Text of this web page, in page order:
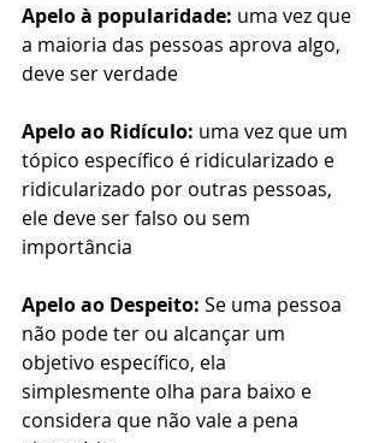
Apelo à popularidade: uma vez que
a maioria das pessoas aprova algo,
deve ser verdade
Apelo ao Ridículo: uma vez que um
tópico específico é ridicularizado e
ridicularizado por outras pessoas,
ele deve ser falso ou sem
importância
Apelo ao Despeito: Se uma pessoa
não pode ter ou alcançar um
objetivo específico, ela
simplesmente olha para baixo e
considera que não vale a pena